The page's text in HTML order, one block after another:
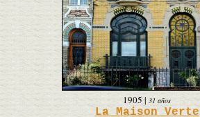
1905| 31 años
La Maison Verte